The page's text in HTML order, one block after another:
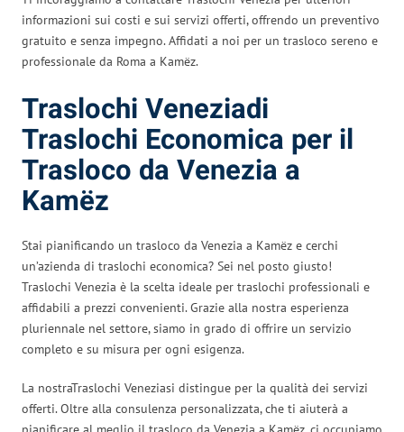
informazioni sui costi e sui servizi offerti, offrendo un preventivo
gratuito e senza impegno. Affidati a noi per un trasloco sereno e
professionale da Roma a Kamëz.
Traslochi Veneziadi
Traslochi Economica per il
Trasloco da Venezia a
Kamëz
Stai pianificando un trasloco da Venezia a Kamëz e cerchi
un’azienda di traslochi economica? Sei nel posto giusto!
Traslochi Venezia è la scelta ideale per traslochi professionali e
affidabili a prezzi convenienti. Grazie alla nostra esperienza
pluriennale nel settore, siamo in grado di offrire un servizio
completo e su misura per ogni esigenza.
La nostraTraslochi Veneziasi distingue per la qualità dei servizi
offerti. Oltre alla consulenza personalizzata, che ti aiuterà a